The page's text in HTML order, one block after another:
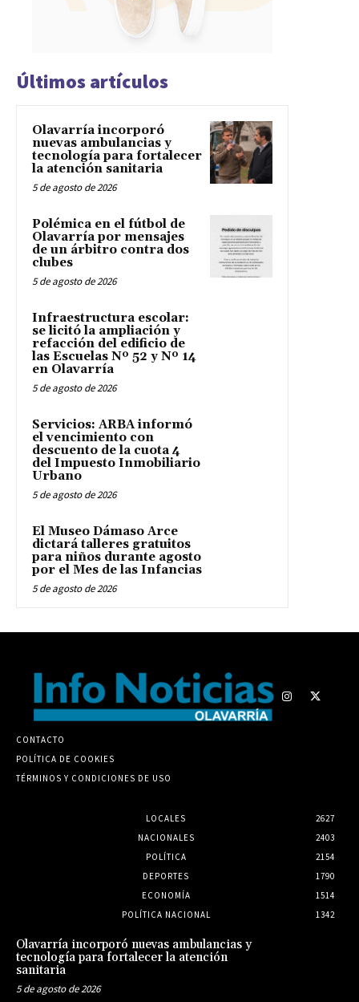
Últimos artículos
Olavarría incorporó
nuevas ambulancias y
tecnología para fortalecer
la atención sanitaria
5 de agosto de 2026
Polémica en el fútbol de
Olavarría por mensajes
de un árbitro contra dos
clubes
5 de agosto de 2026
Infraestructura escolar:
se licitó la ampliación y
refacción del edificio de
las Escuelas Nº 52 y Nº 14
en Olavarría
5 de agosto de 2026
Servicios: ARBA informó
el vencimiento con
descuento de la cuota 4
del Impuesto Inmobiliario
Urbano
5 de agosto de 2026
El Museo Dámaso Arce
dictará talleres gratuitos
para niños durante agosto
por el Mes de las Infancias
5 de agosto de 2026
CONTACTO
POLÍTICA DE COOKIES
TÉRMINOS Y CONDICIONES DE USO
LOCALES
2627
NACIONALES
2403
POLÍTICA
2154
DEPORTES
1790
ECONOMÍA
1514
POLÍTICA NACIONAL
1342
Olavarría incorporó nuevas ambulancias y
tecnología para fortalecer la atención
sanitaria
5 de agosto de 2026